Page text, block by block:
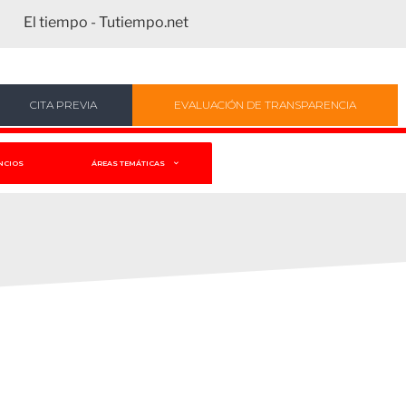
El tiempo - Tutiempo.net
CITA PREVIA EVALUACIÓN DE TRANSPARENCIA
ÁREAS TEMÁTICAS